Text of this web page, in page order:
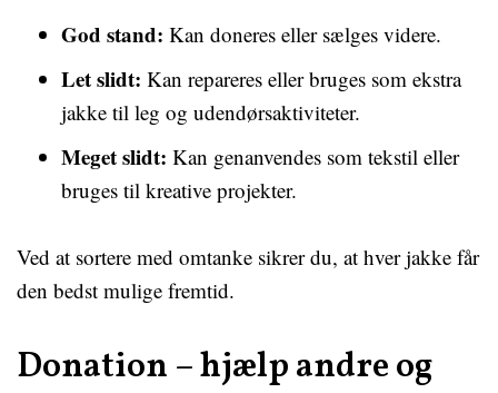
God stand: Kan doneres eller sælges videre.
Let slidt: Kan repareres eller bruges som ekstra
jakke til leg og udendørsaktiviteter.
Meget slidt: Kan genanvendes som tekstil eller
bruges til kreative projekter.
Ved at sortere med omtanke sikrer du, at hver jakke får
den bedst mulige fremtid.
Donation – hjælp andre og